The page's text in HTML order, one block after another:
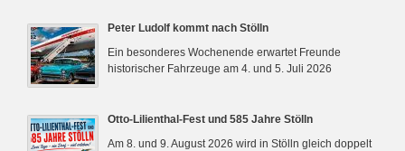
Peter Ludolf kommt nach Stölln
Ein besonderes Wochenende erwartet Freunde
historischer Fahrzeuge am 4. und 5. Juli 2026
Otto-Lilienthal-Fest und 585 Jahre Stölln
Am 8. und 9. August 2026 wird in Stölln gleich doppelt